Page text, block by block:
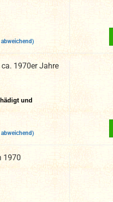
1970er Jahre
und
1970